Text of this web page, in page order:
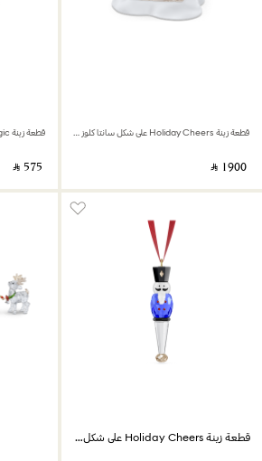
قطعة زينة Holiday Cheers على شكل سانتا كلوز ومدخنة
‎ ⃁ ⁦1900⁩ ‎
قطعة زينة Holiday Magic على شكل نبات الدبق
‎ ⃁ ⁦575⁩ ‎
قطعة زينة Holiday Cheers على شكل جندي كسارة البندق